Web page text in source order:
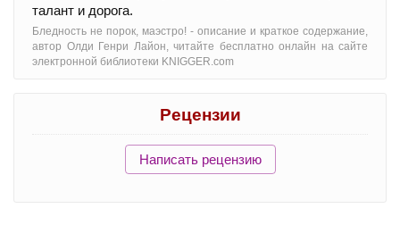
талант и дорога.
Бледность не порок, маэстро! - oписание и краткое содержание,
автор Олди Генри Лайон, читайте бесплатно онлайн на сайте
электронной библиотеки KNIGGER.com
Рецензии
Написать рецензию